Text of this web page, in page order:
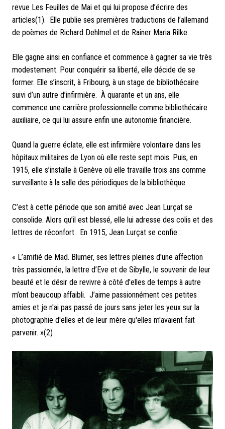
revue Les Feuilles de Mai et qui lui propose d’écrire des
articles(1). Elle publie ses premières traductions de l’allemand
de poèmes de Richard Dehlmel et de Rainer Maria Rilke.
Elle gagne ainsi en confiance et commence à gagner sa vie très
modestement. Pour conquérir sa liberté, elle décide de se
former. Elle s’inscrit, à Fribourg, à un stage de bibliothécaire
suivi d’un autre d’infirmière. À quarante et un ans, elle
commence une carrière professionnelle comme bibliothécaire
auxiliaire, ce qui lui assure enfin une autonomie financière.
Quand la guerre éclate, elle est infirmière volontaire dans les
hôpitaux militaires de Lyon où elle reste sept mois. Puis, en
1915, elle s’installe à Genève où elle travaille trois ans comme
surveillante à la salle des périodiques de la bibliothèque.
C’est à cette période que son amitié avec Jean Lurçat se
consolide. Alors qu’il est blessé, elle lui adresse des colis et des
lettres de réconfort. En 1915, Jean Lurçat se confie :
« L’amitié de Mad. Blumer, ses lettres pleines d'une affection
très passionnée, la lettre d’Eve et de Sibylle, le souvenir de leur
beauté et le désir de revivre à côté d'elles de temps à autre
m’ont beaucoup affaibli. J’aime passionnément ces petites
amies et je n'ai pas passé de jours sans jeter les yeux sur la
photographie d'elles et de leur mère qu'elles m'avaient fait
parvenir. »(2)